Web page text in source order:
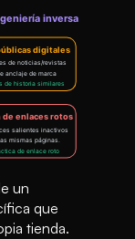
un
que
tienda.